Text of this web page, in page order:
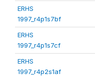
ERHS
1997_r4p1s7bf
ERHS
1997_r4p1s7cf
ERHS
1997_r4p2s1af